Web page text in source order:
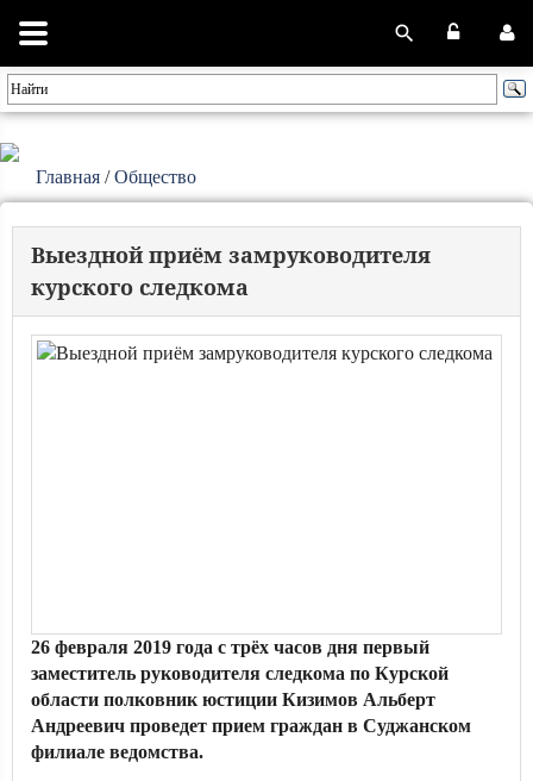
Главная /Общество
Выездной приём замруководителя
курского следкома
26 февраля 2019 года с трёх часов дня первый
заместитель руководителя следкома по Курской
области полковник юстиции Кизимов Альберт
Андреевич проведет прием граждан в Суджанском
филиале ведомства.